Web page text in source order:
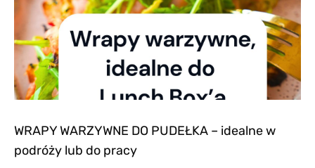
WRAPY WARZYWNE DO PUDEŁKA – idealne w
podróży lub do pracy